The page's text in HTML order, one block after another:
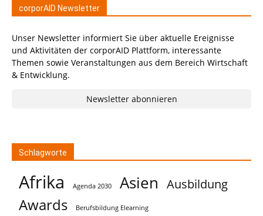
corporAID Newsletter
Unser Newsletter informiert Sie über aktuelle Ereignisse
und Aktivitäten der corporAID Plattform, interessante
Themen sowie Veranstaltungen aus dem Bereich Wirtschaft
& Entwicklung.
Newsletter abonnieren
Schlagworte
Afrika Agenda 2030 Asien Ausbildung
Awards Berufsbildung Elearning